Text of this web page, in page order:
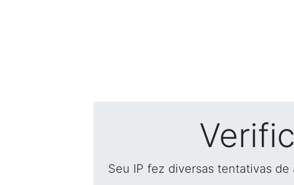
Seu IP fez diversas tentativas